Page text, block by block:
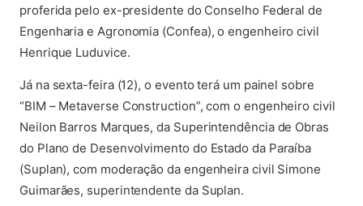
proferida pelo ex-presidente do Conselho Federal de
Engenharia e Agronomia (Confea), o engenheiro civil
Henrique Luduvice.
Já na sexta-feira (12), o evento terá um painel sobre
“BIM – Metaverse Construction”, com o engenheiro civil
Neilon Barros Marques, da Superintendência de Obras
do Plano de Desenvolvimento do Estado da Paraíba
(Suplan), com moderação da engenheira civil Simone
Guimarães, superintendente da Suplan.